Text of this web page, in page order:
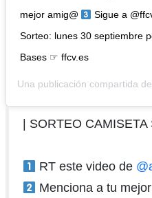
mejor amig@
Sigue a
Sorteo: lunes 30
Bases ☞ ffcv.es ⠀⠀⠀⠀⠀⠀⠀⠀⠀
Una publicación compartida de
| SORTEO CAMISETA
RT este video de
Menciona a tu